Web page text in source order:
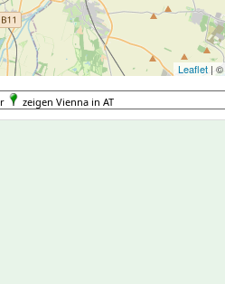
Leaflet | ©
zeigen Vienna in AT